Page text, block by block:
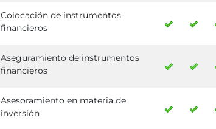
Colocación de instrumentos
financieros
Aseguramiento de instrumentos
financieros
Asesoramiento en materia de
inversión